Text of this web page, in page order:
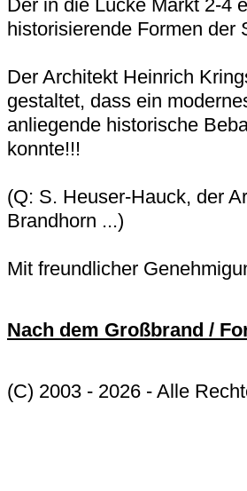
Der in die Lücke Markt 2-4
historisierende Formen der
Der Architekt Heinrich
gestaltet, dass ein
anliegende historische
konnte!!!
(Q: S. Heuser-Hauck, der
Brandhorn ...)
Mit freundlicher
Nach dem Großbrand /
(C) 2003 - 2026 - Alle